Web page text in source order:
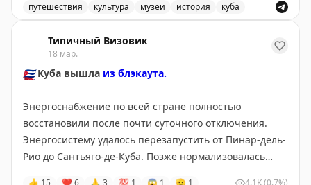
Топ-3 по кол-ву визитов:
• Грузия (17 раз)
• Италия (13 раз)
• Литва/Турция/Украина (по 10 раз)
Топ-3 по кол-ву совокупно проведённого времени:
• Грузия (61 неделя)
• Испания (30 недель)
• Турция (24 недели)
Ваши ЮЮ
Читай нас в
путешествия культура музеи история куба
Типичный Визовик
18 мар.
🇨🇺Куба вышла из блэкаута.
Энергоснабжение по всей стране полностью
восстановили после почти суточного отключения.
Энергосистему удалось перезапустить от Пинар-дель-
Рио до Сантьяго-де-Куба. Позже нормализовалась
👍 15 ❤ 6 🙏 3 💯 1 😱 1 🫡 1 4.1K(0.7%)